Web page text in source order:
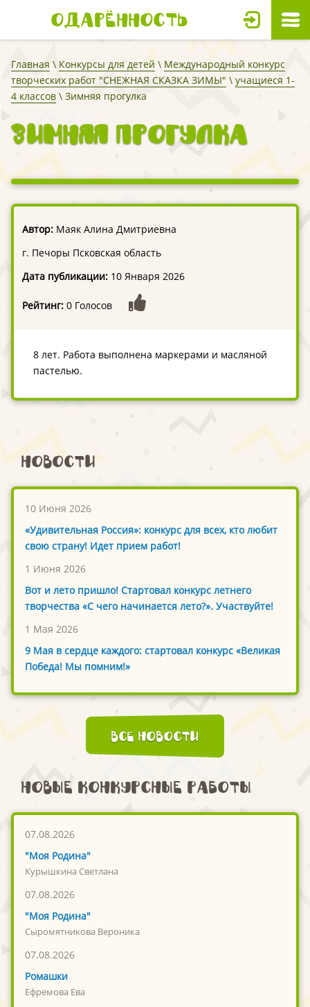
Одарённость
Главная \ Конкурсы для детей \ Международный конкурс
творческих работ "СНЕЖНАЯ СКАЗКА ЗИМЫ" \ учащиеся 1-
4 классов \ Зимняя прогулка
Зимняя прогулка
Автор: Маяк Алина Дмитриевна
г. Печоры Псковская область
Дата публикации: 10 Января 2026
Рейтинг: 0 Голосов
8 лет. Работа выполнена маркерами и масляной
пастелью.
Новости
10 Июня 2026
«Удивительная Россия»: конкурс для всех, кто любит
свою страну! Идет прием работ!
1 Июня 2026
Вот и лето пришло! Стартовал конкурс летнего
творчества «С чего начинается лето?». Участвуйте!
1 Мая 2026
9 Мая в сердце каждого: стартовал конкурс «Великая
Победа! Мы помним!»
Все новости
Новые конкурсные работы
07.08.2026
"Моя Родина"
Курышкина Светлана
07.08.2026
"Моя Родина"
Сыромятникова Вероника
07.08.2026
Ромашки
Ефремова Ева